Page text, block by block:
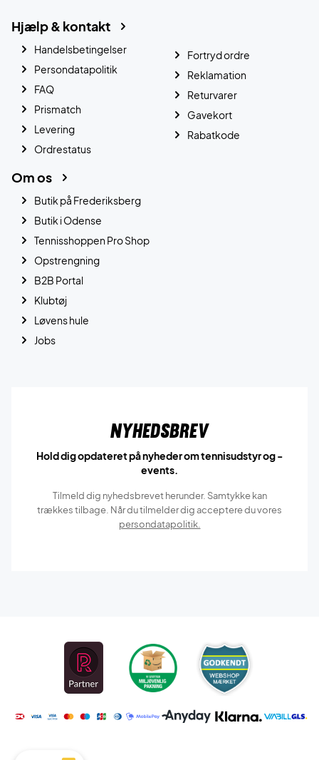
Hjælp & kontakt
Handelsbetingelser
Persondatapolitik
FAQ
Prismatch
Levering
Ordrestatus
Fortryd ordre
Reklamation
Returvarer
Gavekort
Rabatkode
Om os
Butik på Frederiksberg
Butik i Odense
Tennisshoppen Pro Shop
Opstrengning
B2B Portal
Klubtøj
Løvens hule
Jobs
Nyhedsbrev
Hold dig opdateret på nyheder om tennisudstyr og -
events.
Tilmeld dig nyhedsbrevet herunder. Samtykke kan
trækkes tilbage. Når du tilmelder dig acceptere du vores
persondatapolitik.